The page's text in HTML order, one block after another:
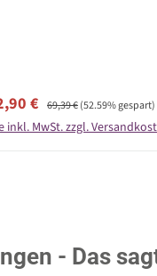
€ Regulärer Preis:
69,39 €(52.59% gespart)
inkl. MwSt. zzgl.
- Das